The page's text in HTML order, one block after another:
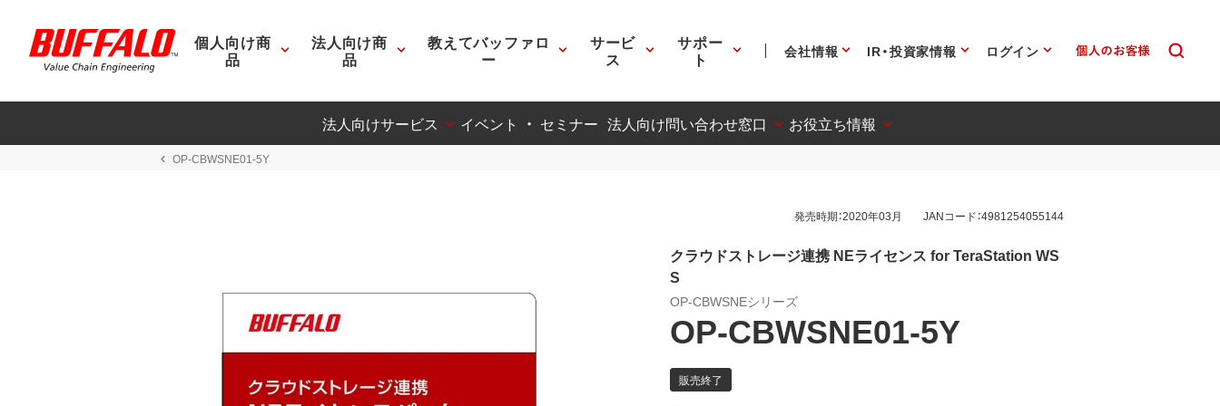
個人向け商
品
法人向け商
品
教えてバッファロ
ー
サービ
ス
サポー
ト 会社情報 IR・投資家情報 ログイン
法人向けサービス イベント ・ セミナー 法人向け問い合わせ窓口 お役立ち情報
OP-CBWSNE01-5Y
発売時期：2020年03月 JANコード：4981254055144
クラウドストレージ連携 NEライセンス for TeraStation WS
S
OP-CBWSNEシリーズ
OP-CBWSNE01-5Y